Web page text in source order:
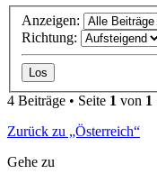
Anzeigen:
Richtung:
4 Beiträge • Seite 1 von 1
Zurück zu „Österreich“
Gehe zu